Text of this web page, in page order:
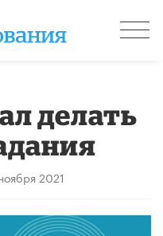
делать
2021